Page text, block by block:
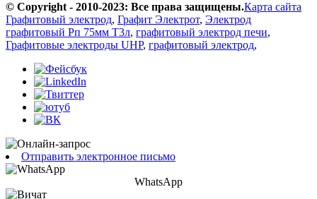
© Copyright - 2010-2023: Все права защищены.Карта сайта
Графитовый электрод, Графит Электрот, Электрод
графитовый Рп 75мм Т3л, графитовый электрод печи,
Графитовые электроды UHP, графитовый электрод,
Отправить электронное письмо
WhatsApp